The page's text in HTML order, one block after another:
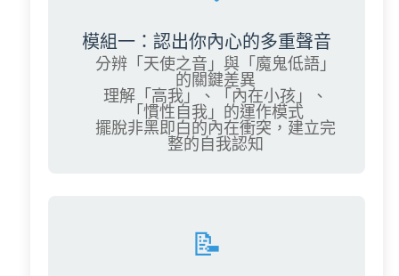
模組一：認出你內心的多重聲音
分辨「天使之音」與「魔鬼低語」
的關鍵差異
理解「高我」、「內在小孩」、
「慣性自我」的運作模式
擺脫非黑即白的內在衝突，建立完
整的自我認知
📝